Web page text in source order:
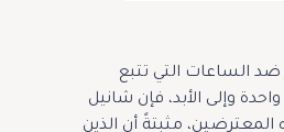
الساعات التي تتبع
وإلى الأبد، فإن شانيل
مثبتةً أن الذين